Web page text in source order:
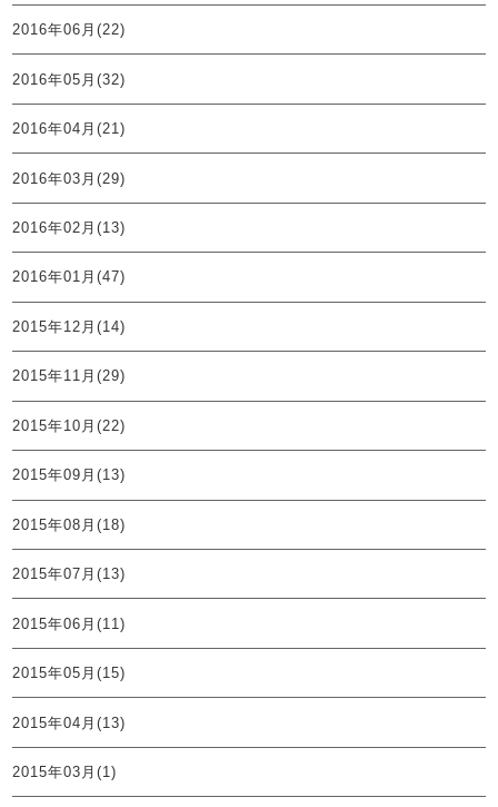
2016年06月(22)
2016年05月(32)
2016年04月(21)
2016年03月(29)
2016年02月(13)
2016年01月(47)
2015年12月(14)
2015年11月(29)
2015年10月(22)
2015年09月(13)
2015年08月(18)
2015年07月(13)
2015年06月(11)
2015年05月(15)
2015年04月(13)
2015年03月(1)